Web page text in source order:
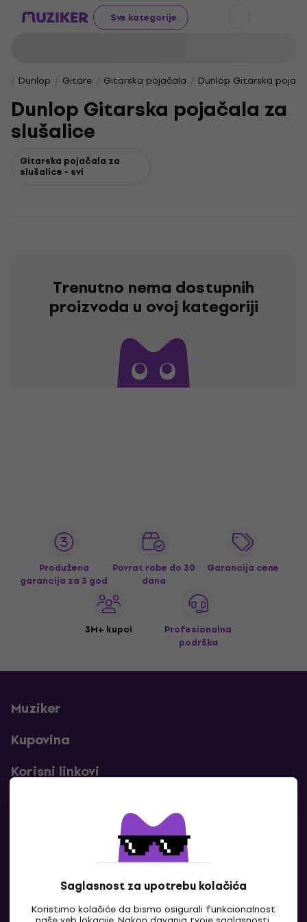
Sve kategorije
Saglasnost za upotrebu kolačića
Koristimo kolačiće da bismo osigurali funkcionalnost
Dunlop Gitare Gitarska pojačala Dunlop Gitarska
Dunlop Gitarska pojačala za
slušalice
Gitarska pojačala za
slušalice - svi
Trenutno nema dostupnih
proizvoda u ovoj kategoriji
Produžena
garancija za 3 god
Povrat robe do 30
dana
Garancija cene
3M+ kupci
Profesionalna
podrška
Muziker
Kupovina
Korisni linkovi
Kontakti
Kontaktiraj nas